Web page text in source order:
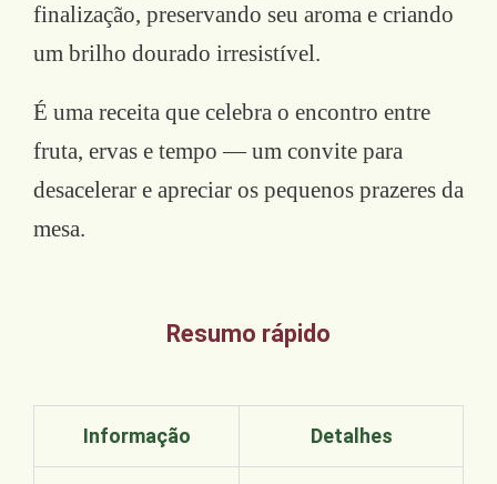
finalização, preservando seu aroma e criando
um brilho dourado irresistível.
É uma receita que celebra o encontro entre
fruta, ervas e tempo — um convite para
desacelerar e apreciar os pequenos prazeres da
mesa.
Resumo rápido
Informação Detalhes